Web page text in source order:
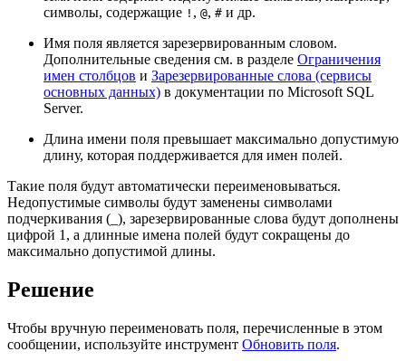
символы, содержащие ! , @, # и др.
Имя поля является зарезервированным словом.
Дополнительные сведения см. в разделе Ограничения
имен столбцов и Зарезервированные слова (сервисы
основных данных) в документации по Microsoft SQL
Server.
Длина имени поля превышает максимально допустимую
длину, которая поддерживается для имен полей.
Такие поля будут автоматически переименовываться.
Недопустимые символы будут заменены символами
подчеркивания (_), зарезервированные слова будут дополнены
цифрой 1, а длинные имена полей будут сокращены до
максимально допустимой длины.
Решение
Чтобы вручную переименовать поля, перечисленные в этом
сообщении, используйте инструмент Обновить поля.